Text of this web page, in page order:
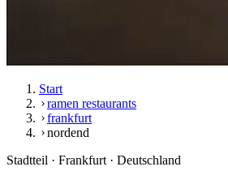
Start
ramen restaurants
frankfurt
nordend
Stadtteil · Frankfurt · Deutschland